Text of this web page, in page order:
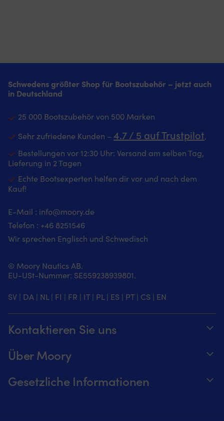
Schwedens größter Shop für Bootszubehör – jetzt auch
in Deutschland
25 000 Bootszubehör von 500 Marken
Sehr zufriedene Kunden – 4.7 / 5 auf Trustpilot‚
Bestellungen vor 12:30 Uhr: Versand am selben Tag,
Lieferung in 2 Tagen
Echte Bootsexperten helfen dir vor und nach dem
Kauf!
E-Mail : info@moory.de
Telefon : +46 8251546
Wir sprechen Englisch und Schwedisch
© Moory Nautics AB.
EU-USt-Nummer: SE559238939801.
SV | DA | NL| FI | FR | IT| PL| ES | PT| CS | EN
Kontaktieren Sie uns
Telefonzeiten täglich von 8 – 20 Uhr.
+46 8251546 – Schwedisch oder Englisch
Senden Sie uns eine E-Mail an
Über Moory
Gesetzliche Informationen